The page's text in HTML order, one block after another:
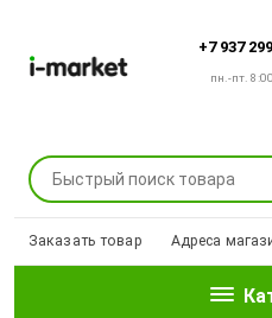
+7 937
пн.-пт.
Заказать товар Адреса